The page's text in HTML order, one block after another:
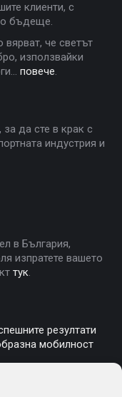
клиенти, с
бъдеще.
че светът
използвайки
повече.
да сте в крак с
индустрия и
в България,
изпратете вашето
тук.
резултати
мобилност
за нови